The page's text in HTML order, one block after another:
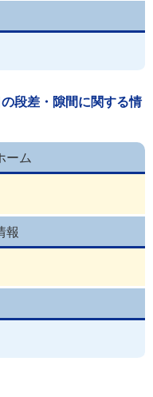
段差・隙間に関する情
ーム
報